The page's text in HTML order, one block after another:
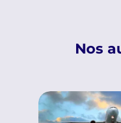
Nos